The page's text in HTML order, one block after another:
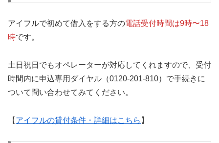
アイフルで初めて借入をする方の電話受付時間は9時〜18
時です。
土日祝日でもオペレーターが対応してくれますので、受付
時間内に申込専用ダイヤル（0120-201-810）で手続きに
ついて問い合わせてみてください。
【 アイフルの貸付条件・詳細はこちら 】